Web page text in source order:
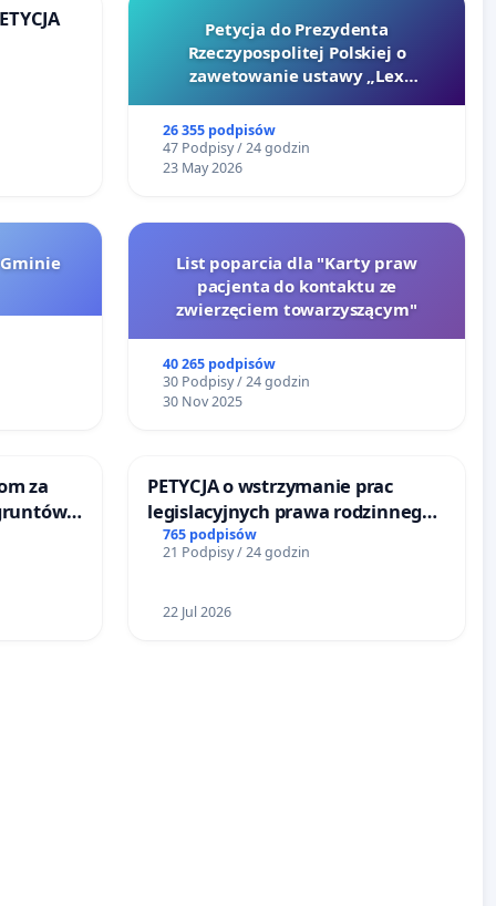
Petycja do Prezydenta
Rzeczypospolitej Polskiej o
zawetowanie ustawy „Lex
26 355 podpisów
47 Podpisy / 24 godzin
23 May 2026
List poparcia dla "Karty praw
pacjenta do kontaktu ze
zwierzęciem towarzyszącym"
40 265 podpisów
30 Podpisy / 24 godzin
30 Nov 2025
za
PETYCJA o wstrzymanie prac
legislacyjnych prawa rodzinnego
narażających ofiary przemocy
765 podpisów
21 Podpisy / 24 godzin
22 Jul 2026